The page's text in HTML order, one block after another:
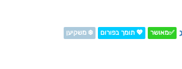
✅מאושר 💖 תומך בפורום ❄️ משקיען